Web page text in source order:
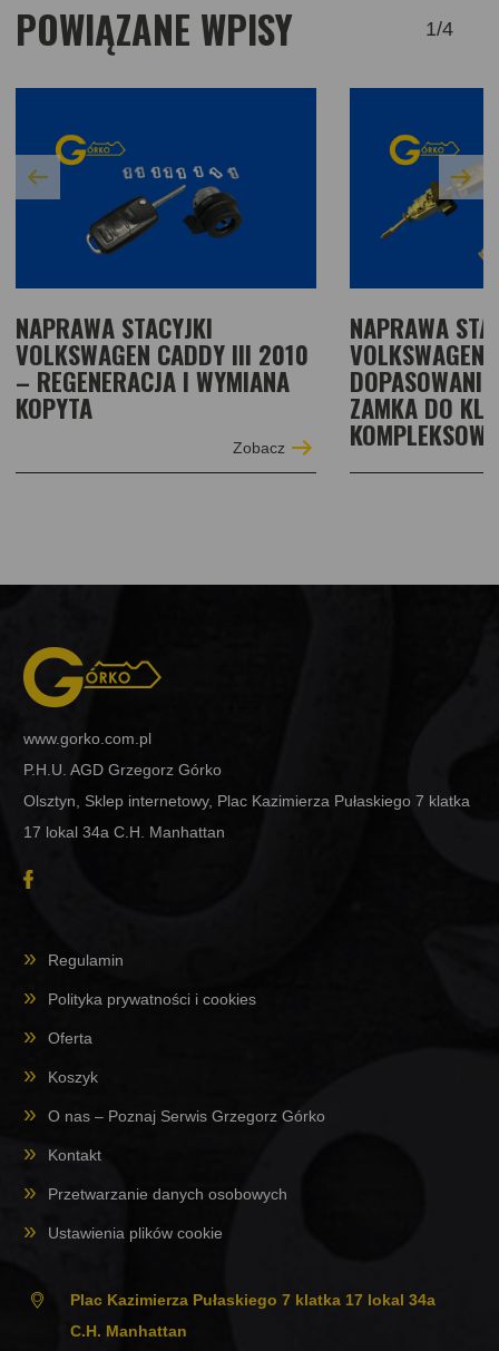
POWIĄZANE WPISY 1/4
NAPRAWA STACYJKI
VOLKSWAGEN CADDY III 2010
– REGENERACJA I WYMIANA
KOPYTA
Zobacz
NAPRAWA
ZAMKA DO
www.gorko.com.pl
P.H.U. AGD Grzegorz Górko
Olsztyn, Sklep internetowy, Plac Kazimierza Pułaskiego 7 klatka
17 lokal 34a C.H. Manhattan
Regulamin
Polityka prywatności i cookies
Oferta
Koszyk
O nas – Poznaj Serwis Grzegorz Górko
Kontakt
Przetwarzanie danych osobowych
Ustawienia plików cookie
Plac Kazimierza Pułaskiego 7 klatka 17 lokal 34a
C.H. Manhattan